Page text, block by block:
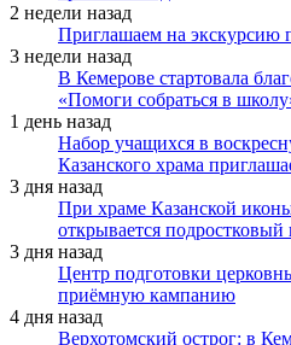
2 недели назад
Приглашаем на экскурсию
3 недели назад
В Кемерове стартовала
«Помоги собраться в
1 день назад
Набор учащихся в
Казанского храма
3 дня назад
При храме Казанской
открывается подростковый
3 дня назад
Центр подготовки
приёмную кампанию
4 дня назад
Верхотомский острог: в